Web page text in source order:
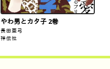
やわ男とカタ子 2巻
長田亜弓
祥伝社